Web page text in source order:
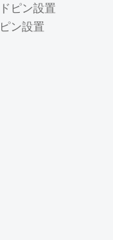
ピン設置
ン設置